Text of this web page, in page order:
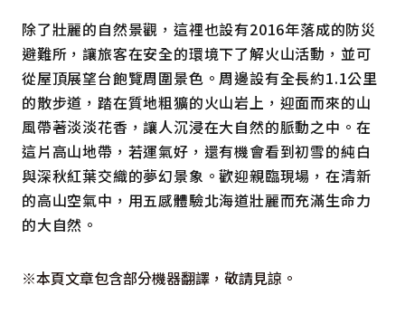
除了壯麗的自然景觀，這裡也設有2016年落成的防災
避難所，讓旅客在安全的環境下了解火山活動，並可
從屋頂展望台飽覽周圍景色。周邊設有全長約1.1公里
的散步道，踏在質地粗獷的火山岩上，迎面而來的山
風帶著淡淡花香，讓人沉浸在大自然的脈動之中。在
這片高山地帶，若運氣好，還有機會看到初雪的純白
與深秋紅葉交織的夢幻景象。歡迎親臨現場，在清新
的高山空氣中，用五感體驗北海道壯麗而充滿生命力
的大自然。
※本頁文章包含部分機器翻譯，敬請見諒。